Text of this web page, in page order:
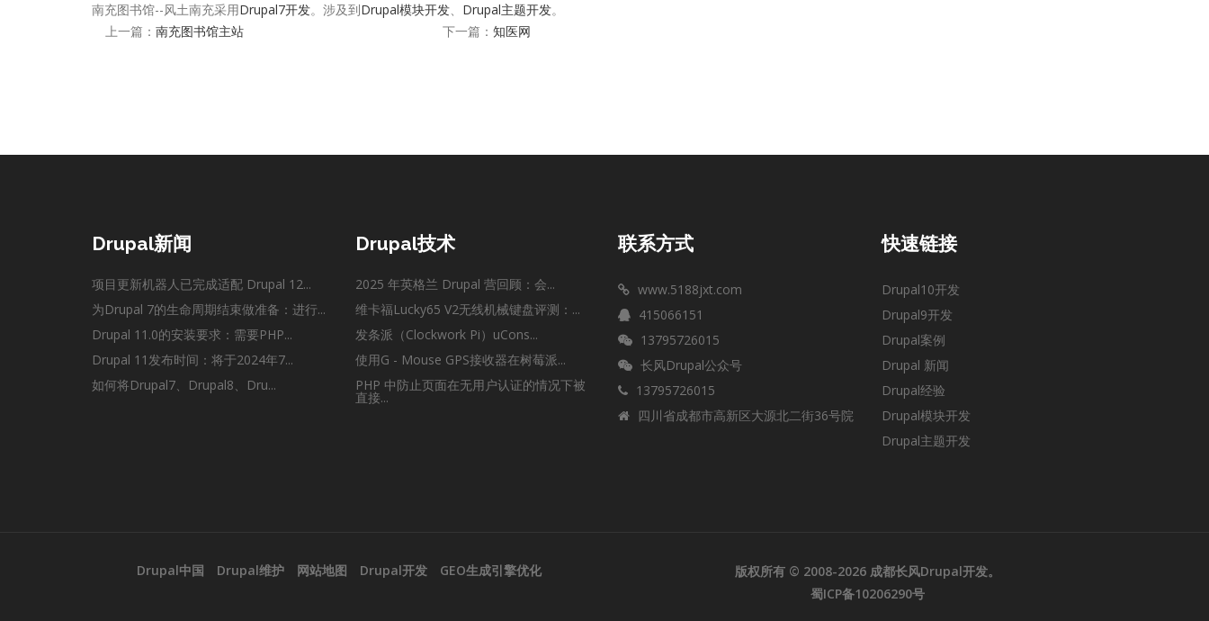
南充图书馆--风土南充采用Drupal7开发。涉及到Drupal模块开发、 Drupal主题开发。
上一篇： 南充图书馆主站 下一篇： 知医网
Drupal新闻
项目更新机器人已完成适配 Drupal 12...
为Drupal 7的生命周期结束做准备：进行...
Drupal 11.0的安装要求：需要PHP...
Drupal 11发布时间：将于2024年7...
如何将Drupal7、Drupal8、Dru...
Drupal技术
2025 年英格兰 Drupal 营回顾：会...
维卡福Lucky65 V2无线机械键盘评测：...
发条派（Clockwork Pi）uCons...
使用G - Mouse GPS接收器在树莓派...
PHP 中防止页面在无用户认证的情况下被
直接...
联系方式
www.5188jxt.com
415066151
13795726015
长风Drupal公众号
13795726015
四川省成都市高新区大源北二街36号院
快速链接
Drupal10开发
Drupal9开发
Drupal案例
Drupal 新闻
Drupal经验
Drupal模块开发
Drupal主题开发
Drupal中国 Drupal维护 网站地图 Drupal开发 GEO生成引擎优化 版权所有 © 2008-2026 成都长风Drupal开发。
蜀ICP备10206290号